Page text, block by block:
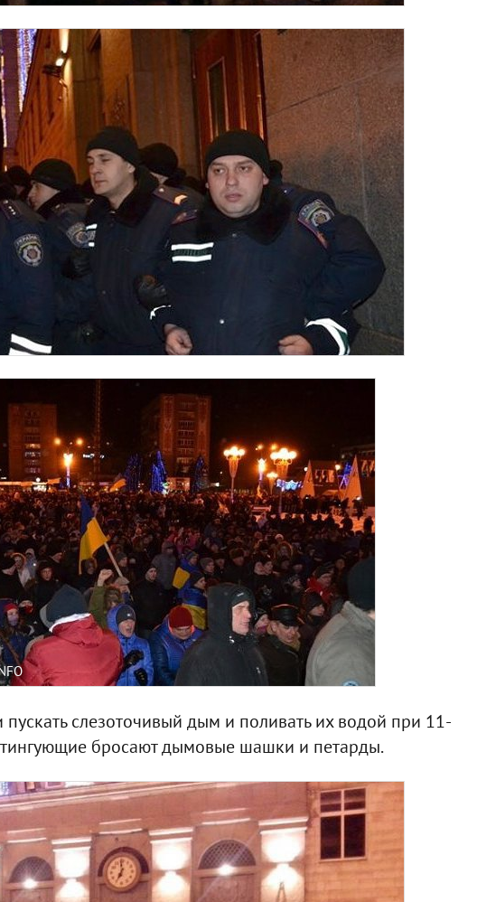
слезоточивый дым и поливать их водой при 11-
бросают дымовые шашки и петарды.